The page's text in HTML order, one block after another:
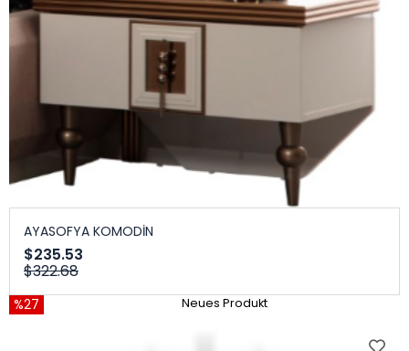
AYASOFYA KOMODİN
$235.53
$322.68
%27 Neues Produkt